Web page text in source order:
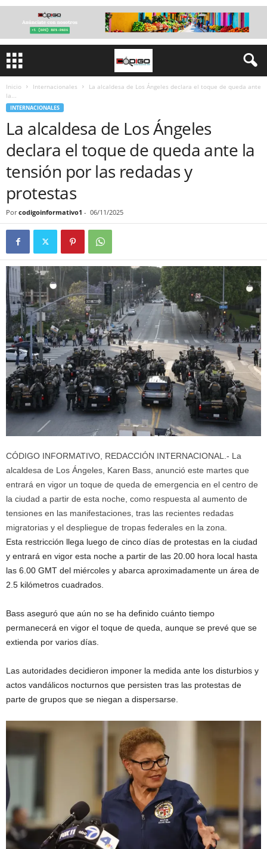
Inicio Internacionales
La alcaldesa de Los Ángeles declara el toque de queda ante
la...
INTERNACIONALES
La alcaldesa de Los Ángeles
declara el toque de queda ante la
tensión por las redadas y
protestas
Por codigoinformativo1 - 06/11/2025
CÓDIGO INFORMATIVO, REDACCIÓN INTERNACIONAL.- La
alcaldesa de Los Ángeles, Karen Bass, anunció este martes que
entrará en vigor un toque de queda de emergencia en el centro de
la ciudad a partir de esta noche, como respuesta al aumento de
tensiones en las manifestaciones, tras las recientes redadas
migratorias y el despliegue de tropas federales en la zona.
Esta restricción llega luego de cinco días de protestas en la ciudad
y entrará en vigor esta noche a partir de las 20.00 hora local hasta
las 6.00 GMT del miércoles y abarca aproximadamente un área de
2.5 kilómetros cuadrados.
Bass aseguró que aún no se ha definido cuánto tiempo
permanecerá en vigor el toque de queda, aunque se prevé que se
extienda por varios días.
Las autoridades decidieron imponer la medida ante los disturbios y
actos vandálicos nocturnos que persisten tras las protestas de
parte de grupos que se niegan a dispersarse.